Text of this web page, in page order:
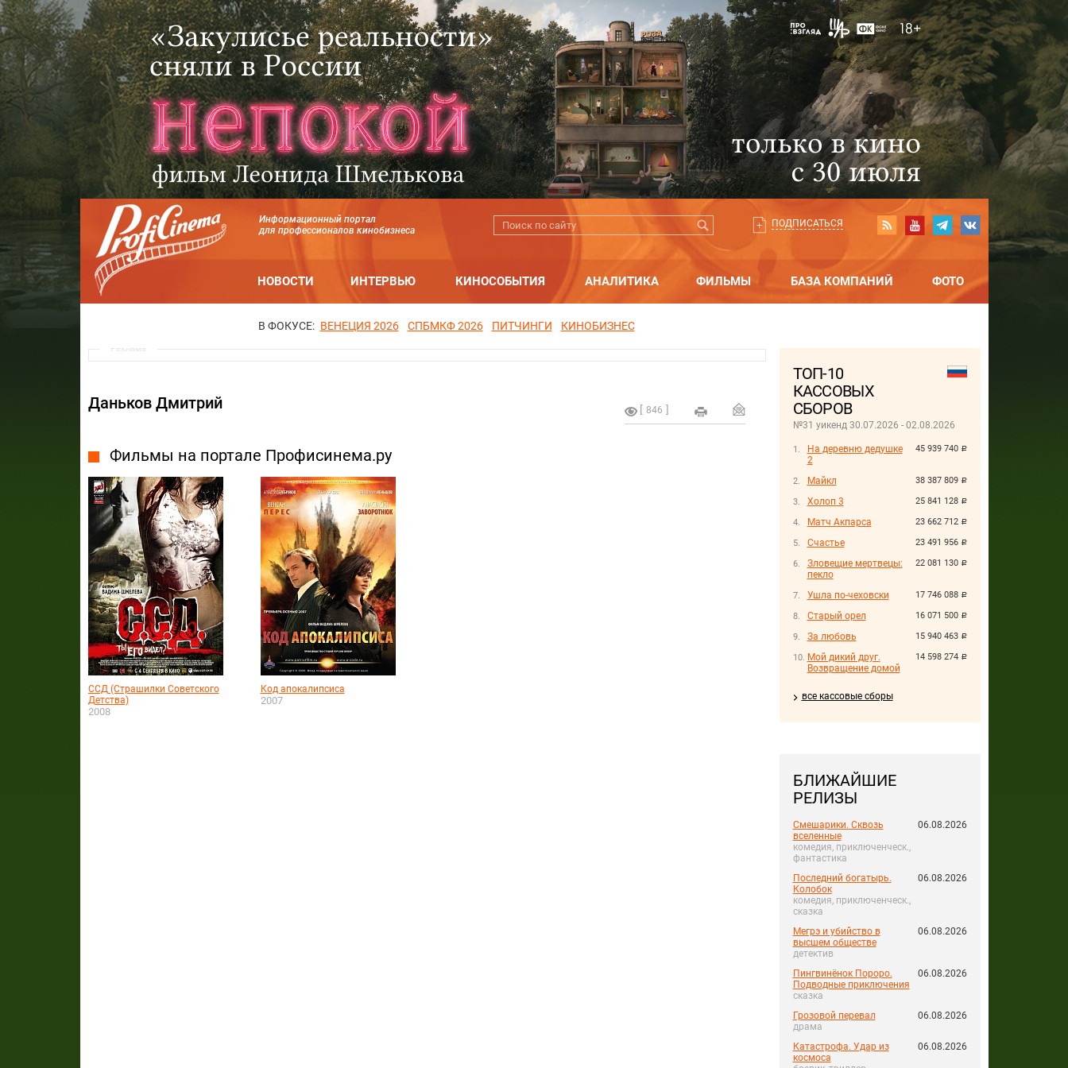
Информационный портал
для профессионалов кинобизнеса
ПОДПИСАТЬСЯ
НОВОСТИ ИНТЕРВЬЮ КИНОСОБЫТИЯ АНАЛИТИКА ФИЛЬМЫ БАЗА КОМПАНИЙ ФОТО
В ФОКУСЕ: ВЕНЕЦИЯ 2026 СПБМКФ 2026 ПИТЧИНГИ КИНОБИЗНЕС
ТОП-10
КАССОВЫХ
СБОРОВ
№31 уикенд 30.07.2026 - 02.08.2026
45 939 740 руб.
На деревню дедушке
2
38 387 809 руб.
Майкл
25 841 128 руб.
Холоп 3
23 662 712 руб.
Матч Акпарса
23 491 956 руб.
Счастье
22 081 130 руб.
Зловещие мертвецы:
пекло
17 746 088 руб.
Ушла по-чеховски
16 071 500 руб.
Старый орел
15 940 463 руб.
За любовь
14 598 274 руб.
Мой дикий друг.
Возвращение домой
все кассовые сборы
БЛИЖАЙШИЕ
РЕЛИЗЫ
Смешарики. Сквозь
вселенные
комедия, приключенческ.,
фантастика
06.08.2026
Последний богатырь.
Колобок
комедия, приключенческ.,
сказка
06.08.2026
Мегрэ и убийство в
высшем обществе
детектив
06.08.2026
Пингвинёнок Пороро.
Подводные приключения
сказка
06.08.2026
Грозовой перевал
драма
06.08.2026
Катастрофа. Удар из
космоса
06.08.2026
Реклама
846
Даньков Дмитрий
Фильмы на портале Профисинема.ру
ССД (Страшилки Советского
Детства)
2008
Код апокалипсиса
2007